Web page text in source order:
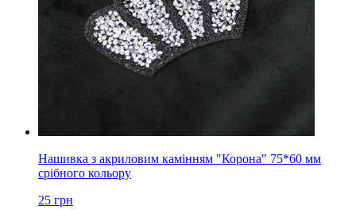
Нашивка з акриловим камінням "Корона" 75*60 мм
срібного кольору
25 грн